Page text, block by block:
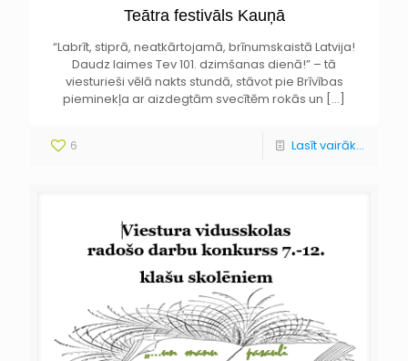
Teātra festivāls Kauņā
“Labrīt, stiprā, neatkārtojamā, brīnumskaistā Latvija!
Daudz laimes Tev 101. dzimšanas dienā!” – tā
viesturieši vēlā nakts stundā, stāvot pie Brīvības
pieminekļa ar aizdegtām svecītēm rokās un […]
6 Lasīt vairāk...